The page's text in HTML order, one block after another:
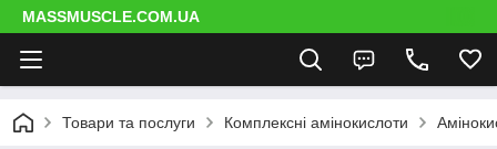
MASSMUSCLE.COM.UA
Товари та послуги Комплексні амінокислоти